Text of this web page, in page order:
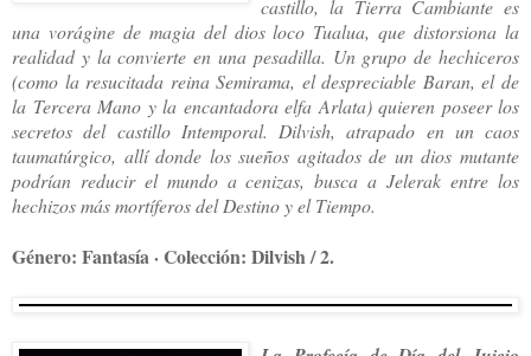
castillo, la Tierra Cambiante es
una vorágine de magia del dios loco Tualua, que distorsiona la
realidad y la convierte en una pesadilla. Un grupo de hechiceros
(como la resucitada reina Semirama, el despreciable Baran, el de
la Tercera Mano y la encantadora elfa Arlata) quieren poseer los
secretos del castillo Intemporal. Dilvish, atrapado en un caos
taumatúrgico, allí donde los sueños agitados de un dios mutante
podrían reducir el mundo a cenizas, busca a Jelerak entre los
hechizos más mortíferos del Destino y el Tiempo.
Género: Fantasía · Colección: Dilvish / 2.